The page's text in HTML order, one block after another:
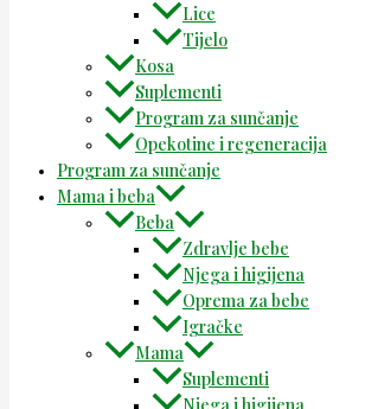
Lice
Tijelo
Kosa
Suplementi
Program za sunčanje
Opekotine i regeneracija
Program za sunčanje
Mama i beba
Beba
Zdravlje bebe
Njega i higijena
Oprema za bebe
Igračke
Mama
Suplementi